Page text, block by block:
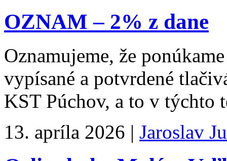
OZNAM – 2% z dane
Oznamujeme, že
vypísané a potvrdené
KST Púchov, a to v týchto
13. apríla 2026 | Jaroslav